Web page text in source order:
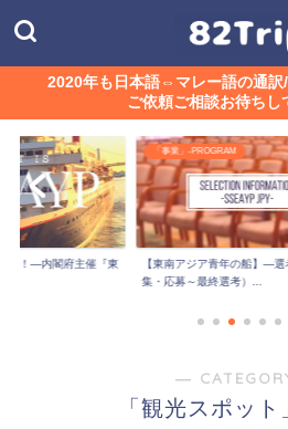
2020年も日本語⇔マレー語の通訳
ご依頼ご相談お待ちし
？！―内閣府主催『東
「事業」-PROGRAM
【東南アジア青年の船】―選
集・応募～最終選考）...
―
「観光スポッ